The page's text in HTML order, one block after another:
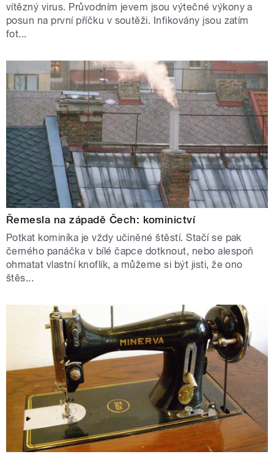
vítězný virus. Průvodním jevem jsou výtečné výkony a
posun na první příčku v soutěži. Infikovány jsou zatím
fot...
Řemesla na západě Čech: kominictví
Potkat kominíka je vždy učiněné štěstí. Stačí se pak
černého panáčka v bílé čapce dotknout, nebo alespoň
ohmatat vlastní knoflík, a můžeme si být jisti, že ono
štěs...